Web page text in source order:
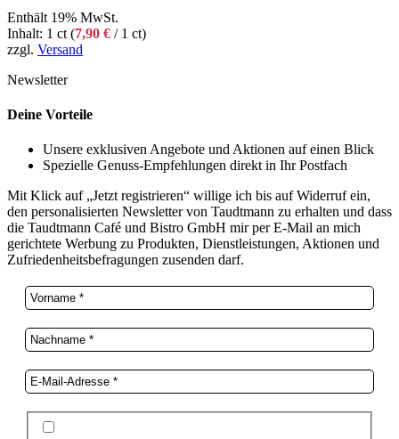
Enthält 19% MwSt.
Inhalt: 1 ct (7,90 € / 1 ct)
zzgl. Versand
Newsletter
Deine Vorteile
Unsere exklusiven Angebote und Aktionen auf einen Blick
Spezielle Genuss-Empfehlungen direkt in Ihr Postfach
Mit Klick auf „Jetzt registrieren“ willige ich bis auf Widerruf ein,
den personalisierten Newsletter von Taudtmann zu erhalten und dass
die Taudtmann Café und Bistro GmbH mir per E-Mail an mich
gerichtete Werbung zu Produkten, Dienstleistungen, Aktionen und
Zufriedenheitsbefragungen zusenden darf.